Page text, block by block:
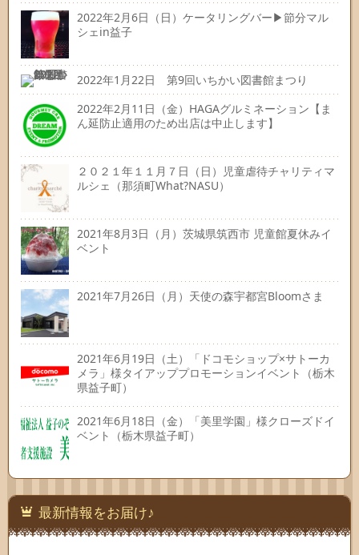
2022年2月6日（日）ケータリングバー▶節分マル
シェin益子
2022年1月22日 第9回いちかい図書館まつり
2022年2月11日（金）HAGAグルミネーション【ま
ん延防止適用のため出店は中止します】
２０２１年１１月７日（日）児童虐待チャリティマ
ルシェ（那須町What?NASU）
2021年8月3日（月）茨城県筑西市 児童館夏休みイ
ベント
2021年7月26日（月）天使の森宇都宮Bloomさま
2021年6月19日（土）「ドコモショップ×サトーカ
メラ」様タイアッププロモーションイベント（栃木
県益子町）
2021年6月18日（金）「美里学園」様クローズドイ
ベント（栃木県益子町）
最新情報をお届け♪